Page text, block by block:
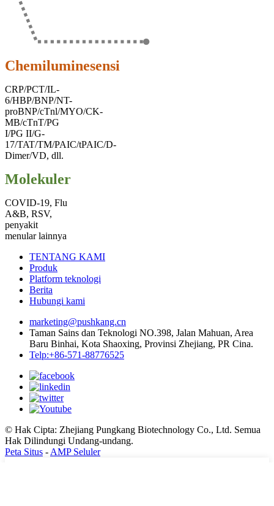
Chemiluminesensi
CRP/PCT/IL-
6/HBP/BNP/NT-
proBNP/cTnl/MYO/CK-
MB/cTnT/PG
I/PG II/G-
17/TAT/TM/PAIC/tPAIC/D-
Dimer/VD, dll.
Molekuler
COVID-19, Flu
A&B, RSV,
penyakit
menular lainnya
TENTANG KAMI
Produk
Platform teknologi
Berita
Hubungi kami
marketing@pushkang.cn
Taman Sains dan Teknologi NO.398, Jalan Mahuan, Area
Baru Binhai, Kota Shaoxing, Provinsi Zhejiang, PR Cina.
Telp:+86-571-88776525
© Hak Cipta: Zhejiang Pungkang Biotechnology Co., Ltd. Semua
Hak Dilindungi Undang-undang.
Peta Situs - AMP Seluler